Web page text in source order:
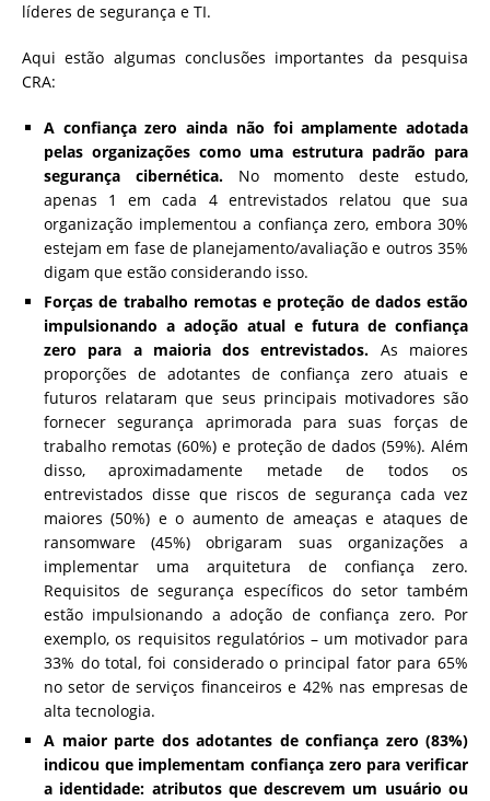
líderes de segurança e TI.
Aqui estão algumas conclusões importantes da pesquisa
CRA:
A confiança zero ainda não foi amplamente adotada
pelas organizações como uma estrutura padrão para
segurança cibernética. No momento deste estudo,
apenas 1 em cada 4 entrevistados relatou que sua
organização implementou a confiança zero, embora 30%
estejam em fase de planejamento/avaliação e outros 35%
digam que estão considerando isso.
Forças de trabalho remotas e proteção de dados estão
impulsionando a adoção atual e futura de confiança
zero para a maioria dos entrevistados. As maiores
proporções de adotantes de confiança zero atuais e
futuros relataram que seus principais motivadores são
fornecer segurança aprimorada para suas forças de
trabalho remotas (60%) e proteção de dados (59%). Além
disso, aproximadamente metade de todos os
entrevistados disse que riscos de segurança cada vez
maiores (50%) e o aumento de ameaças e ataques de
ransomware (45%) obrigaram suas organizações a
implementar uma arquitetura de confiança zero.
Requisitos de segurança específicos do setor também
estão impulsionando a adoção de confiança zero. Por
exemplo, os requisitos regulatórios – um motivador para
33% do total, foi considerado o principal fator para 65%
no setor de serviços financeiros e 42% nas empresas de
alta tecnologia.
A maior parte dos adotantes de confiança zero (83%)
indicou que implementam confiança zero para verificar
a identidade: atributos que descrevem um usuário ou